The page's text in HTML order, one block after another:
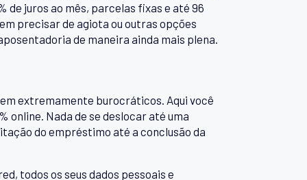
de juros ao mês, parcelas fixas e até 96
precisar de agiota ou outras opções
de maneira ainda mais plena.
extremamente burocráticos. Aqui você
online. Nada de se deslocar até uma
do empréstimo até a conclusão da
todos os seus dados pessoais e